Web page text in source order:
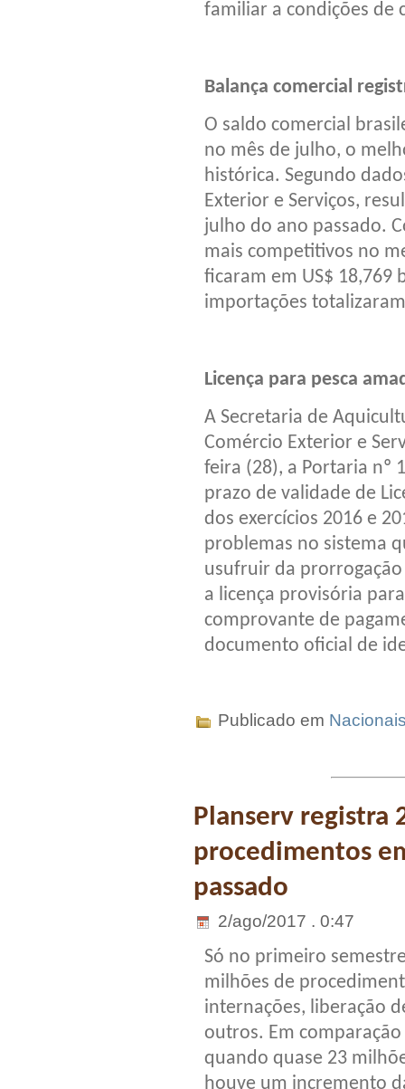
familiar a condições de
Balança comercial
O saldo comercial
no mês de julho, o
histórica. Segundo
Exterior e Serviços,
julho do ano passado.
mais competitivos no
ficaram em US$ 18,769
importações
Licença para pesca
A Secretaria de
Comércio Exterior e
feira (28), a Portaria nº
prazo de validade de
dos exercícios 2016 e
problemas no sistema
usufruir da
a licença provisória
comprovante de
documento oficial de
Publicado em
Planserv registra
procedimentos
passado
2/ago/2017 . 0:47
Só no primeiro
milhões de
internações, liberação
outros. Em
quando quase 23
houve um incremento